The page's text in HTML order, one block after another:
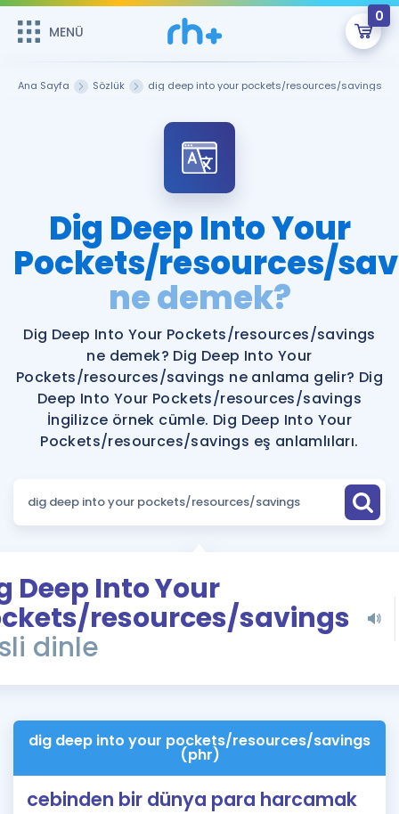
MENÜ
0
Şifremi Hatırlamıyorum
ÜYE DEĞİLİM
Sepetin Şu An Boş.
Remzi Hoca ile seni sınava hazırlayacak onlarca eğitim seni
bekliyor!
MENÜ
Katılımcı Görüşleri
Faydalı Araçlar
Ücretsiz Kaynaklar
Sözlük
Puan Hesaplama
Rehberlik Aracı
ÖSYM Sınav Takvimi
İngilizce Gramer
Blog
İngilizce Gramer
Hakkımızda
Kariyer
Soru & Cevap
İletişim
Ana Sayfa Sözlük dig deep into your pockets/resources/savings
Dig Deep Into Your
Pockets/resources/
ne demek?
Dig Deep Into Your Pockets/resources/savings
ne demek? Dig Deep Into Your
Pockets/resources/savings ne anlama gelir? Dig
Deep Into Your Pockets/resources/savings
İngilizce örnek cümle. Dig Deep Into Your
Pockets/resources/savings eş anlamlıları.
Deep Into Your
resources/savings
dinle
dig deep into your pockets/resources/savings
(phr)
cebinden bir dünya para harcamak